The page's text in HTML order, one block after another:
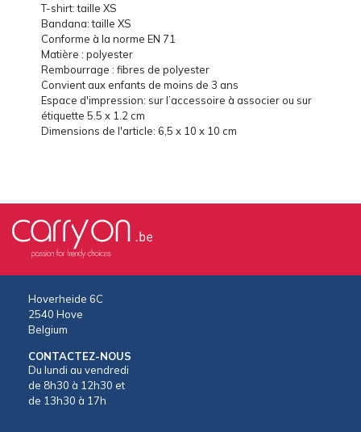
T-shirt: taille XS
Bandana: taille XS
Conforme à la norme EN 71
Matière : polyester
Rembourrage : fibres de polyester
Convient aux enfants de moins de 3 ans
Espace d'impression: sur l’accessoire à associer ou sur
étiquette 5.5 x 1.2 cm
Dimensions de l'article: 6,5 x 10 x 10 cm
Hoverheide 6C
2540 Hove
Belgium
CONTACTEZ-NOUS
Du lundi au vendredi
de 8h30 à 12h30 et
de 13h30 à 17h